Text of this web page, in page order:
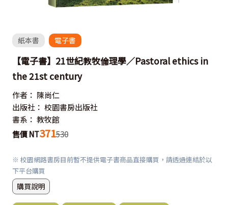
紙本書 電子書
【電子書】21世紀教牧倫理學／Pastoral ethics in
the 21st century
作者： 陳尚仁
出版社： 校園書房出版社
書系： 教牧館
售價 NT371530
※ 校園網路書房目前暫不提供電子書商品直接購買，請透過連結於以
下平台購買
購買說明